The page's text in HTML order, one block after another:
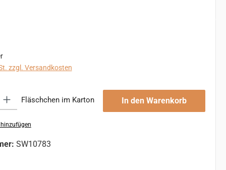
zzgl. Versandkosten
den gewünschten Wert ein oder benutze die Schaltflächen um die
Fläschchen im Karton In den Warenkorb
SW10783